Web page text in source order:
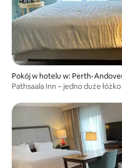
Pokój w hotelu w: Perth-
Pathsaala Inn – jedno duże